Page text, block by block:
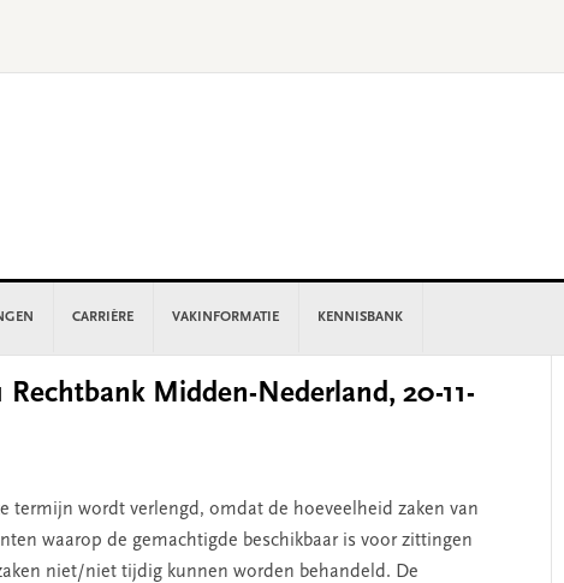
CARRIÈRE VAKINFORMATIE KENNISBANK
Rechtbank Midden-Nederland, 20-11-
termijn wordt verlengd, omdat de hoeveelheid zaken van
waarop de gemachtigde beschikbaar is voor zittingen
niet/niet tijdig kunnen worden behandeld. De